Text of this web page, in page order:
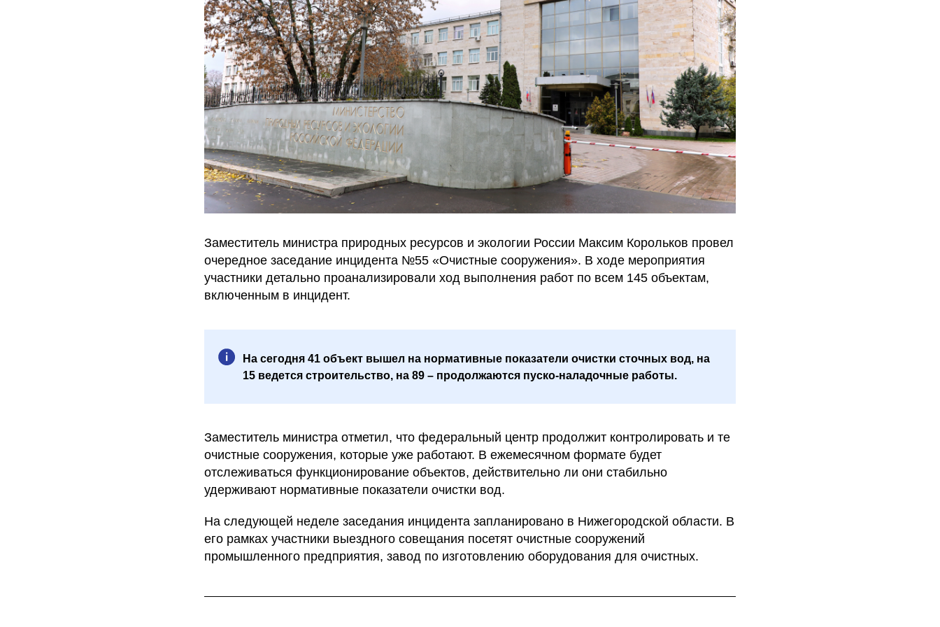
Заместитель министра природных ресурсов и экологии России Максим Корольков провел
очередное заседание инцидента №55 «Очистные сооружения». В ходе мероприятия
участники детально проанализировали ход выполнения работ по всем 145 объектам,
включенным в инцидент.
На сегодня 41 объект вышел на нормативные показатели очистки сточных вод, на
15 ведется строительство, на 89 – продолжаются пуско-наладочные работы.
Заместитель министра отметил, что федеральный центр продолжит контролировать и те
очистные сооружения, которые уже работают. В ежемесячном формате будет
отслеживаться функционирование объектов, действительно ли они стабильно
удерживают нормативные показатели очистки вод.
На следующей неделе заседания инцидента запланировано в Нижегородской области. В
его рамках участники выездного совещания посетят очистные сооружений
промышленного предприятия, завод по изготовлению оборудования для очистных.